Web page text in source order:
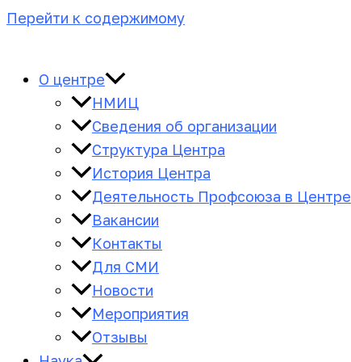
Перейти к содержимому
О центре
НМИЦ
Сведения об организации
Структура Центра
История Центра
Деятельность Профсоюза в Центре
Вакансии
Контакты
Для СМИ
Новости
Мероприятия
Отзывы